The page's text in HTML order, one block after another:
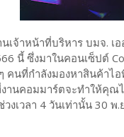
เจ้าหน้าที่บริหาร บมจ. เ
นี้ ซึ่งมาในคอนเซ็ปต์
นที่กำลังมองหาสินค้าไ
านคอมมาร์ตจะทำให้คุ
งเวลา 4 วันเท่านั้น 30